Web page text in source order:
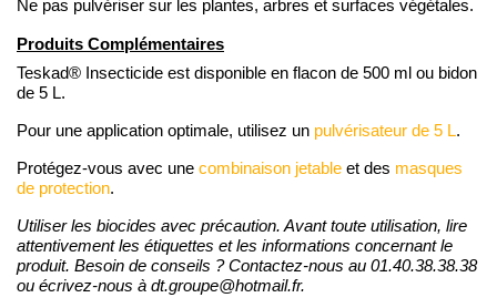
Ne pas pulvériser sur les plantes, arbres et surfaces végétales.
Produits Complémentaires
Teskad® Insecticide est disponible en flacon de 500 ml ou bidon
de 5 L.
Pour une application optimale, utilisez un pulvérisateur de 5 L.
Protégez-vous avec une combinaison jetable et des masques
de protection.
Utiliser les biocides avec précaution. Avant toute utilisation, lire
attentivement les étiquettes et les informations concernant le
produit. Besoin de conseils ? Contactez-nous au 01.40.38.38.38
ou écrivez-nous à dt.groupe@hotmail.fr.